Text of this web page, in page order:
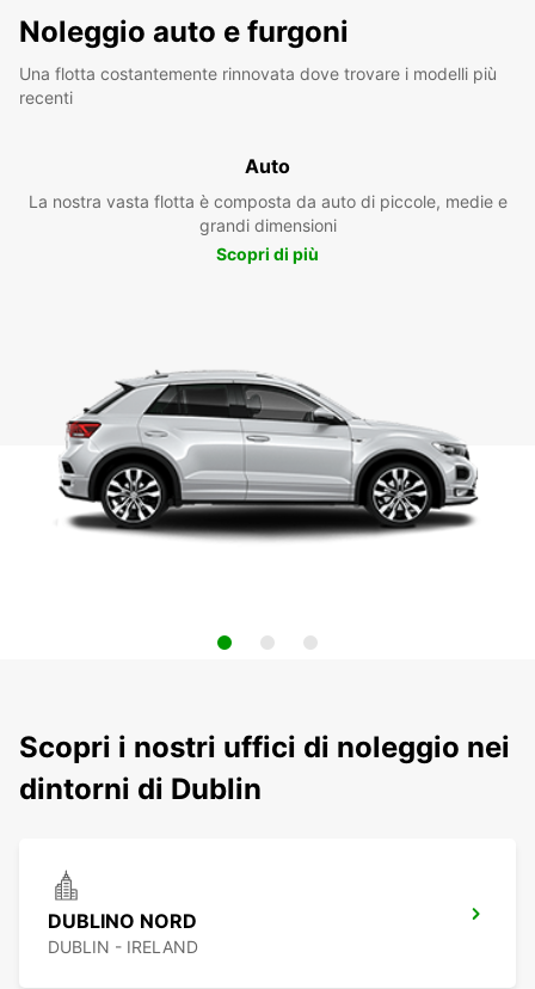
Noleggio auto e furgoni
Una flotta costantemente rinnovata dove trovare i modelli più
recenti
Auto
La nostra vasta flotta è composta da auto di piccole, medie e
grandi dimensioni
Scopri di più
Scopri i nostri uffici di noleggio nei
dintorni di Dublin
DUBLINO NORD
DUBLIN - IRELAND